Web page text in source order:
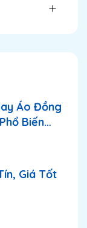
Áo Đồng
Biến
Giá Tốt